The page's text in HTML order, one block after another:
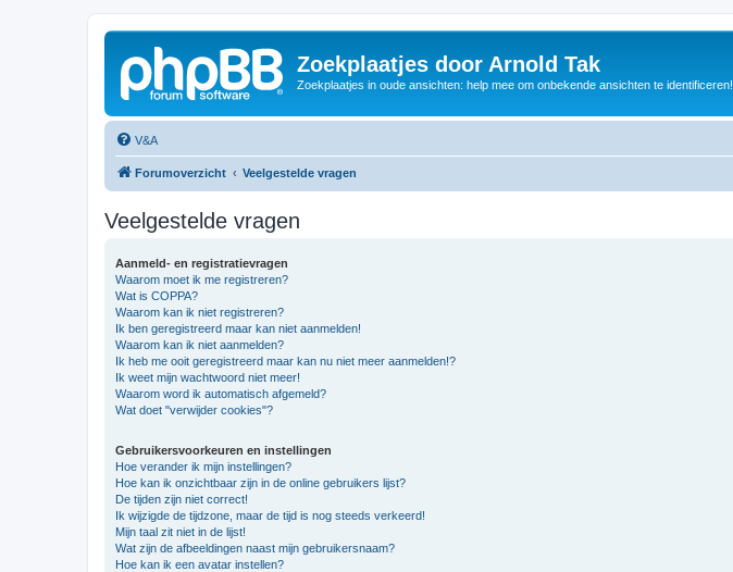
Zoekplaatjes door Arnold Tak
Zoekplaatjes in oude ansichten: help mee om onbekende ansichten te identificeren!
V&A
Forumoverzicht Veelgestelde vragen
Veelgestelde vragen
Aanmeld- en registratievragen
Waarom moet ik me registreren?
Wat is COPPA?
Waarom kan ik niet registreren?
Ik ben geregistreerd maar kan niet aanmelden!
Waarom kan ik niet aanmelden?
Ik heb me ooit geregistreerd maar kan nu niet meer aanmelden!?
Ik weet mijn wachtwoord niet meer!
Waarom word ik automatisch afgemeld?
Wat doet "verwijder cookies"?
Gebruikersvoorkeuren en instellingen
Hoe verander ik mijn instellingen?
Hoe kan ik onzichtbaar zijn in de online gebruikers lijst?
De tijden zijn niet correct!
Ik wijzigde de tijdzone, maar de tijd is nog steeds verkeerd!
Mijn taal zit niet in de lijst!
Wat zijn de afbeeldingen naast mijn gebruikersnaam?
Hoe kan ik een avatar instellen?